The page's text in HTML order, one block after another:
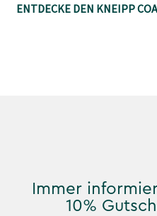
ENTDECKE DEN KNEIPP
Immer
10%